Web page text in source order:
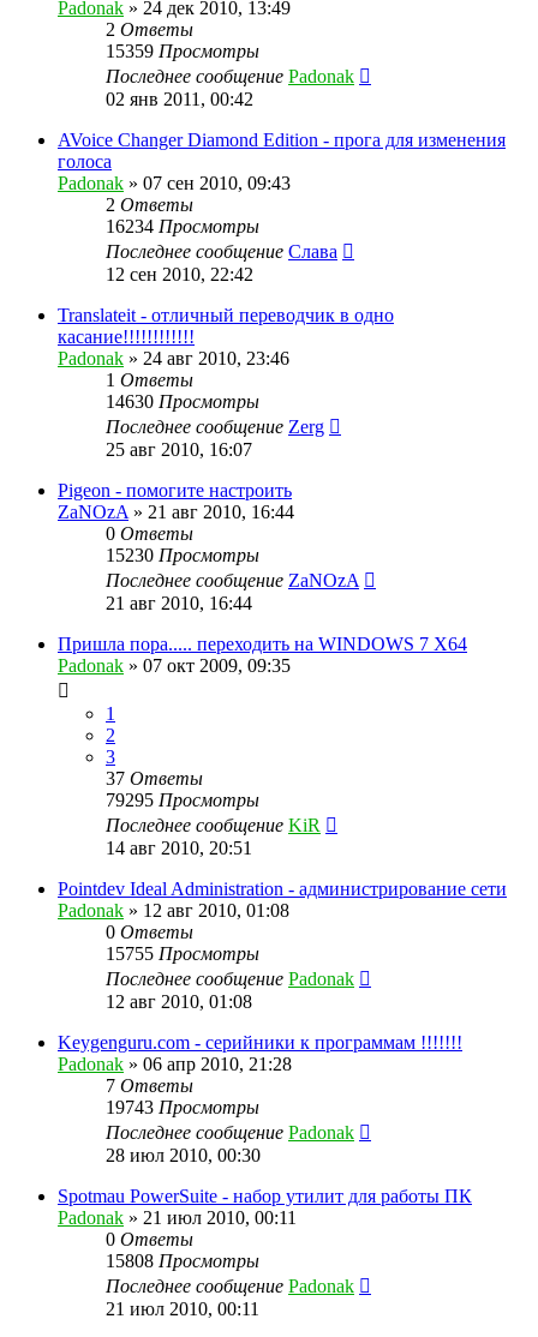
Padonak » 24 дек 2010, 13:49
2 Ответы
15359 Просмотры
Последнее сообщение Padonak
02 янв 2011, 00:42
AVoice Changer Diamond Edition - прога для изменения
голоса
Padonak » 07 сен 2010, 09:43
2 Ответы
16234 Просмотры
Последнее сообщение Слава
12 сен 2010, 22:42
Translateit - отличный переводчик в одно
касание!!!!!!!!!!!!
Padonak » 24 авг 2010, 23:46
1 Ответы
14630 Просмотры
Последнее сообщение Zerg
25 авг 2010, 16:07
Pigeon - помогите настроить
ZaNOzA » 21 авг 2010, 16:44
0 Ответы
15230 Просмотры
Последнее сообщение ZaNOzA
21 авг 2010, 16:44
Пришла пора..... переходить на WINDOWS 7 X64
Padonak » 07 окт 2009, 09:35
1
2
3
37 Ответы
79295 Просмотры
Последнее сообщение KiR
14 авг 2010, 20:51
Pointdev Ideal Administration - администрирование сети
Padonak » 12 авг 2010, 01:08
0 Ответы
15755 Просмотры
Последнее сообщение Padonak
12 авг 2010, 01:08
Keygenguru.com - серийники к программам !!!!!!!
Padonak » 06 апр 2010, 21:28
7 Ответы
19743 Просмотры
Последнее сообщение Padonak
28 июл 2010, 00:30
Spotmau PowerSuite - набор утилит для работы ПК
Padonak » 21 июл 2010, 00:11
0 Ответы
15808 Просмотры
Последнее сообщение Padonak
21 июл 2010, 00:11